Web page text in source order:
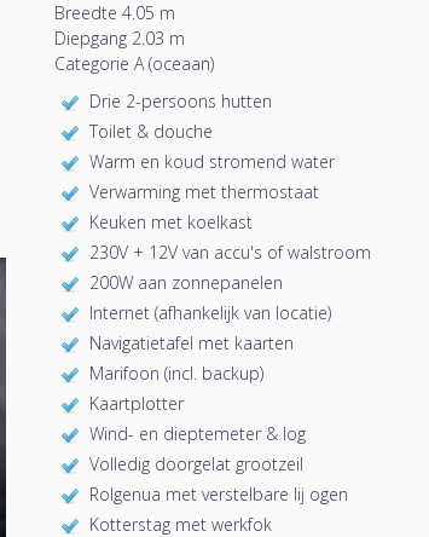
Breedte 4.05 m
Diepgang 2.03 m
Categorie A (oceaan)
Drie 2-persoons hutten
Toilet & douche
Warm en koud stromend water
Verwarming met thermostaat
Keuken met koelkast
230V + 12V van accu's of walstroom
200W aan zonnepanelen
Internet (afhankelijk van locatie)
Navigatietafel met kaarten
Marifoon (incl. backup)
Kaartplotter
Wind- en dieptemeter & log
Volledig doorgelat grootzeil
Rolgenua met verstelbare lij ogen
Kotterstag met werkfok